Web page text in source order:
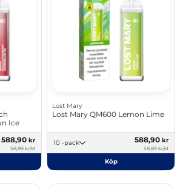
Ice
588,90 kr
58,89 kr/st
Lost Mary
Lost Mary QM600 Lemon Lime
10 -pack 588,90 kr
58,89 kr/st
Köp